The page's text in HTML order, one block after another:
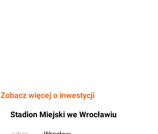
Zobacz więcej o inwestycji
Stadion Miejski we Wrocławiu